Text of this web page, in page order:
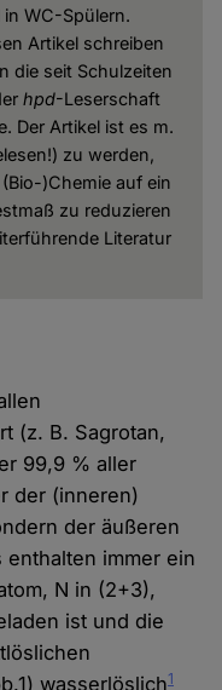
WC-Spülern.
Artikel schreiben
die seit Schulzeiten
hpd-Leserschaft
Der Artikel ist es m.
zu werden,
)Chemie auf ein
zu reduzieren
Literatur
(z. B. Sagrotan,
99,9 % aller
der (inneren)
der äußeren
immer ein
N in (2+3),
ist und die
wasserlöslich1